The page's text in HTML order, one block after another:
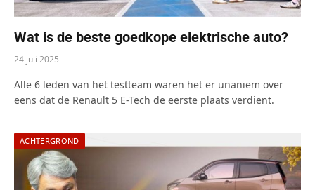
Wat is de beste goedkope elektrische auto?
24 juli 2025
Alle 6 leden van het testteam waren het er unaniem over
eens dat de Renault 5 E-Tech de eerste plaats verdient.
ACHTERGROND